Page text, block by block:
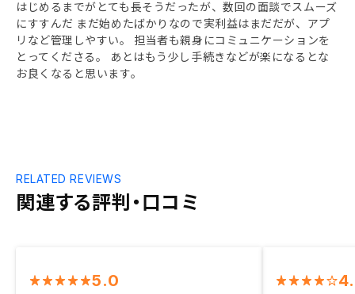
はじめるまでがとても長そうだったが、数回の面談でスムーズ
にすすんだ まだ始めたばかりなので実利益はまだだが、アプ
リなど管理しやすい。 担当者も親身にコミュニケーションを
とってくださる。 あとはもう少し手続きなどが楽になるとな
お良くなると思います。
関連する評判・口コミ
RELATED REVIEWS
5.0